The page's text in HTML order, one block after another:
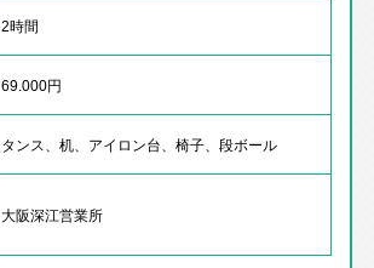
2時間
69.000円
タンス、机、アイロン台、椅子、段ボール
大阪深江営業所